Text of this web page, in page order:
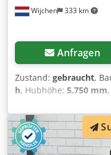
Wijchen 333 km
Anfragen
Zustand: gebraucht,
h, Hubhöhe: 5.750 mm
Gabelbreite:760 mm,
Gesamtlänge:1.800
Grau, Leergewicht: